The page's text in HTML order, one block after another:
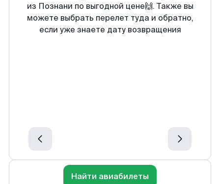
из Познани по выгодной цене🙌. Также вы
можете выбрать перелет туда и обратно,
если уже знаете дату возвращения
Найти авиабилеты